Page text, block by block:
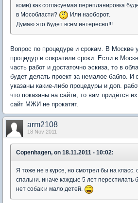
комн) как согласуемая перепланировка
в Мособласти?
Или наоборот.
Думаю это будет всем интересно!!!
Вопрос по процедуре и срокам. В Москве
процедур и сократили сроки. Если в
часть работ и достаточно эскиза, то в
будет делать проект за немалое бабло. И
указаны какие-либо процедуры и доп.
что показаны на сайте, то вам придётся
сайт МЖИ не прокатят.
arm2108
18 Nov 2011
Copenhagen, on 18.11.2011 - 10:02:
Я тоже не в курсе, но смотрел бы на класс.
спальни. иначе каждые 5 лет перестилать
нет собак и мало детей.